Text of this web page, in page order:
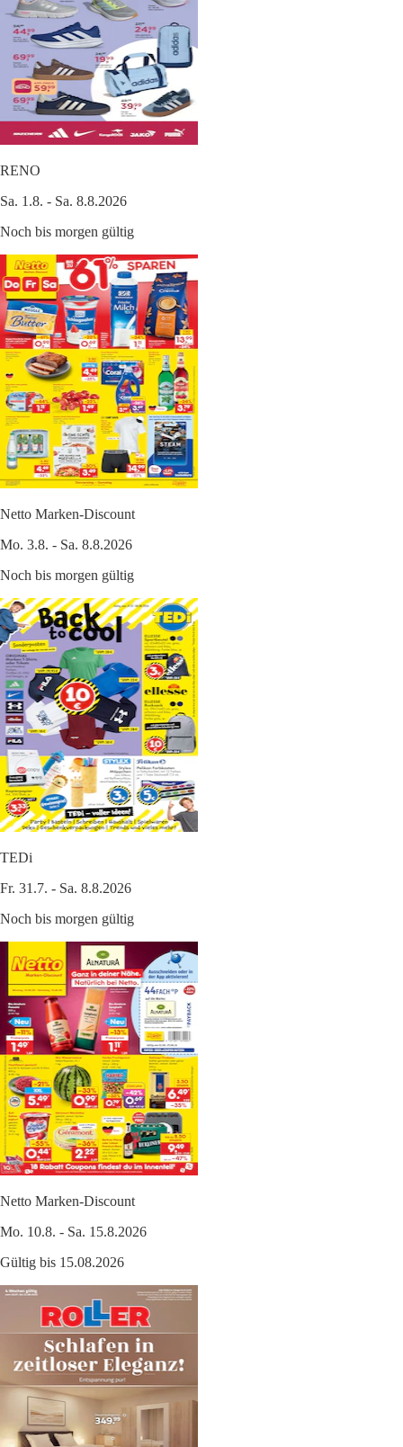
RENO
Sa. 1.8. - Sa. 8.8.2026
Noch bis morgen gültig
Netto Marken-Discount
Mo. 3.8. - Sa. 8.8.2026
Noch bis morgen gültig
TEDi
Fr. 31.7. - Sa. 8.8.2026
Noch bis morgen gültig
Netto Marken-Discount
Mo. 10.8. - Sa. 15.8.2026
Gültig bis 15.08.2026